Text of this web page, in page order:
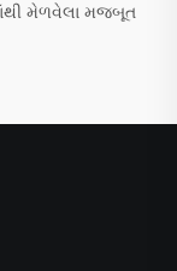
મેળવેલા મજબૂત